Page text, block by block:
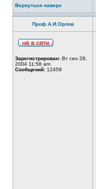
Вернуться наверх
Проф.А.И.Орлов
Зарегистрирован: Вт сен 28,
2004 11:58 am
Сообщений: 12459